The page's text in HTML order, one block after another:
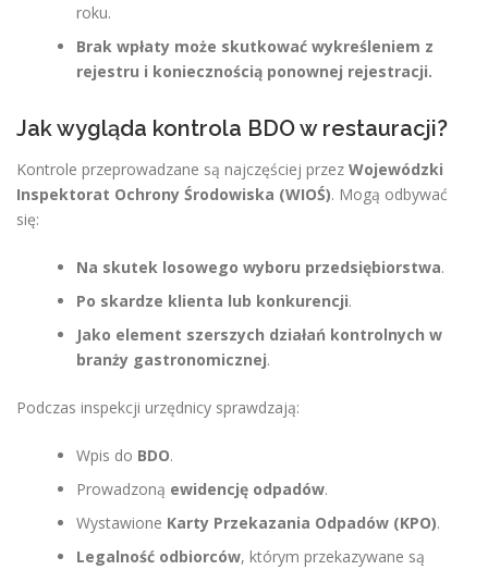
roku.
Brak wpłaty może skutkować wykreśleniem z
rejestru i koniecznością ponownej rejestracji.
Jak wygląda kontrola BDO w restauracji?
Kontrole przeprowadzane są najczęściej przez Wojewódzki
Inspektorat Ochrony Środowiska (WIOŚ). Mogą odbywać
się:
Na skutek losowego wyboru przedsiębiorstwa.
Po skardze klienta lub konkurencji.
Jako element szerszych działań kontrolnych w
branży gastronomicznej.
Podczas inspekcji urzędnicy sprawdzają:
Wpis do BDO.
Prowadzoną ewidencję odpadów.
Wystawione Karty Przekazania Odpadów (KPO).
Legalność odbiorców, którym przekazywane są